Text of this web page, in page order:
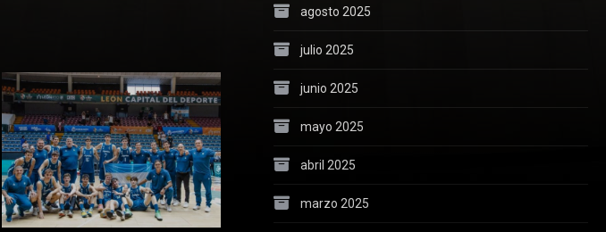
agosto 2025
julio 2025
junio 2025
mayo 2025
abril 2025
marzo 2025